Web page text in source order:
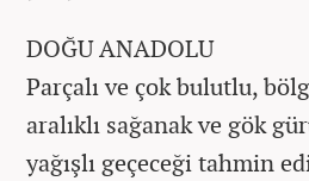
DOĞU ANADOLU
Parçalı ve çok bulutlu,
aralıklı sağanak ve gök
yağışlı geçeceği tahmin